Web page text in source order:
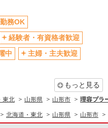
務OK
経験者・有資格者歓迎
中
主婦・主夫歓迎
もっと見る
東北 山形県 山形市 理容プラ
北海道・東北 山形県 山形市